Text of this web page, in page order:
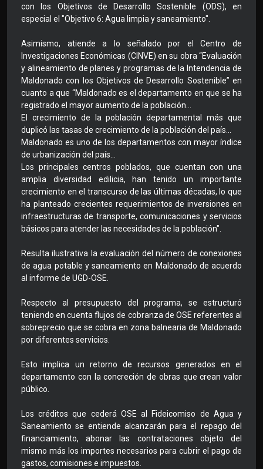
con los Objetivos de Desarrollo Sostenible (ODS), en
especial el "Objetivo 6: Agua limpia y saneamiento".
Asimismo, atiende a lo señalado por el Centro de
Investigaciones Económicas (CINVE) en su obra “Evaluación
y alineamiento de planes y programas de la Intendencia de
Maldonado con los Objetivos de Desarrollo Sostenible” en
cuanto a que “Maldonado es el departamento en que se ha
registrado el mayor aumento de la población...
El crecimiento de la población departamental más que
duplicó las tasas de crecimiento de la población del país...
Maldonado es uno de los departamentos con mayor índice
de urbanización del país...
Los principales centros poblados, que cuentan con una
amplia diversidad edilicia, han tenido un importante
crecimiento en el transcurso de las últimas décadas, lo que
ha planteado crecientes requerimientos de inversiones en
infraestructuras de transporte, comunicaciones y servicios
básicos para atender las necesidades de la población".
Resulta ilustrativa la evaluación del número de conexiones
de agua potable y saneamiento en Maldonado de acuerdo
al informe de UGD-OSE.
Respecto al presupuesto del programa, se estructuró
teniendo en cuenta flujos de cobranza de OSE referentes al
sobreprecio que se cobra en zona balnearia de Maldonado
por diferentes servicios.
Esto implica un retorno de recursos generados en el
departamento con la concreción de obras que crean valor
público.
Los créditos que cederá OSE al Fideicomiso de Agua y
Saneamiento se entiende alcanzarán para el repago del
financiamiento, abonar las contrataciones objeto del
mismo más los importes necesarios para cubrir el pago de
gastos, comisiones e impuestos.